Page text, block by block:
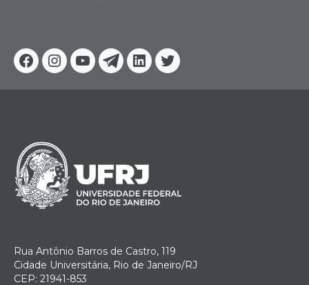
Facebook
Instagram
YoutubeTelegram
Linkedin
Twitter
Rua Antônio Barros de Castro, 119
Cidade Universitária, Rio de Janeiro/RJ
CEP: 21941-853